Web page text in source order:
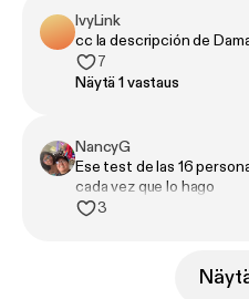
IvyLink
cc la descripción de
7
Näytä 1 vastaus
NancyG
Ese test de las 16
cada vez que lo hago
3